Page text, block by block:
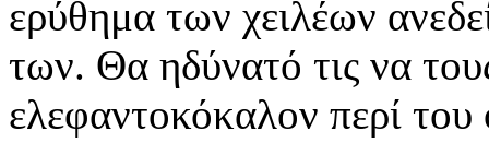
ερύθημα των χειλέων
των. Θα ηδύνατό τις να
ελεφαντοκόκαλον περί